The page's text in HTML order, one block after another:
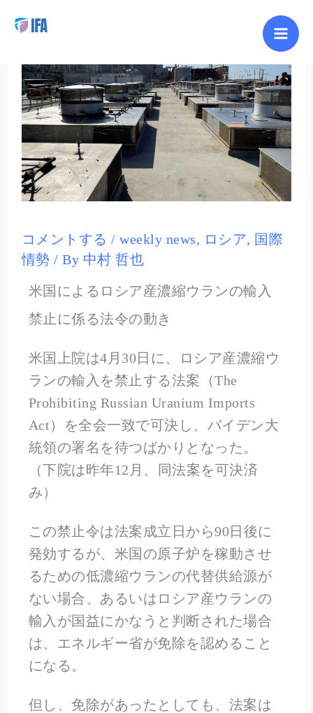
コメントする /weekly news, ロシア, 国際
情勢 / By 中村 哲也
米国によるロシア産濃縮ウランの輸入
禁止に係る法令の動き
米国上院は4月30日に、ロシア産濃縮ウ
ランの輸入を禁止する法案（The
Prohibiting Russian Uranium Imports
Act）を全会一致で可決し、バイデン大
統領の署名を待つばかりとなった。
（下院は昨年12月、同法案を可決済
み）
この禁止令は法案成立日から90日後に
発効するが、米国の原子炉を稼動させ
るための低濃縮ウランの代替供給源が
ない場合、あるいはロシア産ウランの
輸入が国益にかなうと判断された場合
は、エネルギー省が免除を認めること
になる。
但し、免除があったとしても、法案は